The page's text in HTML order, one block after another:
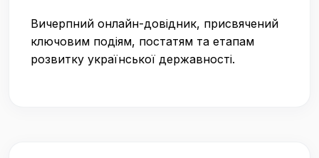
Вичерпний онлайн-довідник, присвячений
ключовим подіям, постатям та етапам
розвитку української державності.